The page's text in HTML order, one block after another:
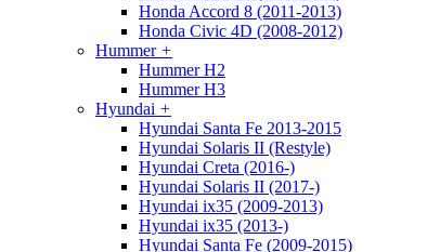
Honda Accord 8 (2011-2013)
Honda Civic 4D (2008-2012)
Hummer +
Hummer H2
Hummer H3
Hyundai +
Hyundai Santa Fe 2013-2015
Hyundai Solaris II (Restyle)
Hyundai Creta (2016-)
Hyundai Solaris II (2017-)
Hyundai ix35 (2009-2013)
Hyundai ix35 (2013-)
Hyundai Santa Fe (2009-2015)